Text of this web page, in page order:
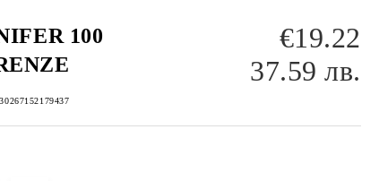
100
€19.22
37.59 лв.